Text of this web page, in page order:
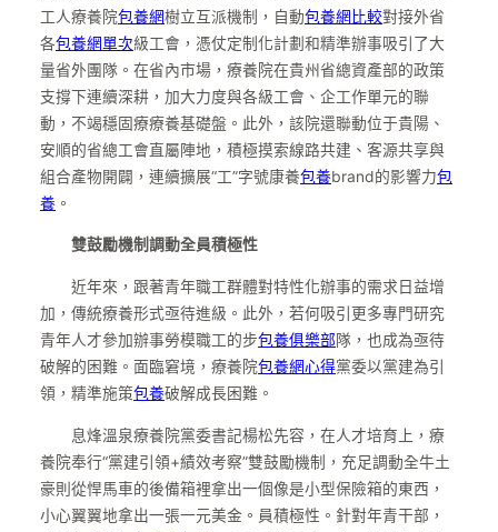
工人療養院包養網樹立互派機制，自動包養網比較對接外省
各包養網單次級工會，憑仗定制化計劃和精準辦事吸引了大
量省外團隊。在省內市場，療養院在貴州省總資產部的政策
支撐下連續深耕，加大力度與各級工會、企工作單元的聯
動，不竭穩固療療養基礎盤。此外，該院還聯動位于貴陽、
安順的省總工會直屬陣地，積極摸索線路共建、客源共享與
組合產物開闢，連續擴展“工”字號康養包養brand的影響力包
養 。
雙鼓勵機制調動全員積極性
近年來，跟著青年職工群體對特性化辦事的需求日益增
加，傳統療養形式亟待進級。此外，若何吸引更多專門研究
青年人才參加辦事勞模職工的步包養俱樂部隊，也成為亟待
破解的困難。面臨窘境，療養院包養網心得黨委以黨建為引
領，精準施策包養破解成長困難。
息烽溫泉療養院黨委書記楊松先容，在人才培育上，療
養院奉行“黨建引領+績效考察”雙鼓勵機制，充足調動全牛土
豪則從悍馬車的後備箱裡拿出一個像是小型保險箱的東西，
小心翼翼地拿出一張一元美金。員積極性。針對年青干部，